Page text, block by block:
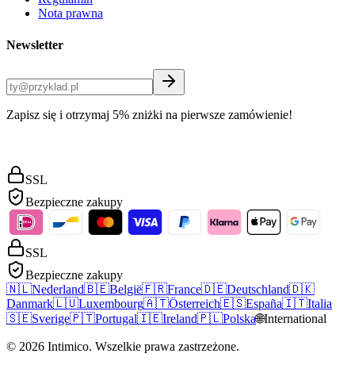
Nota prawna
Newsletter
Zapisz się i otrzymaj 5% zniżki na pierwsze zamówienie!
SSL
Bezpieczne zakupy
SSL
Bezpieczne zakupy
🇳🇱Nederland🇧🇪België🇫🇷France🇩🇪Deutschland🇩🇰
Danmark🇱🇺Luxembourg🇦🇹Österreich🇪🇸España🇮🇹Italia
🇸🇪Sverige🇵🇹Portugal🇮🇪Ireland🇵🇱Polska🌐International
© 2026 Intimico. Wszelkie prawa zastrzeżone.